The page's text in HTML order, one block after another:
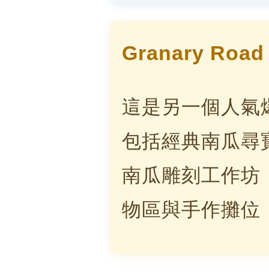
Granary Road
這是另一個人氣
包括經典南瓜尋
南瓜雕刻工作坊
物區與手作攤位